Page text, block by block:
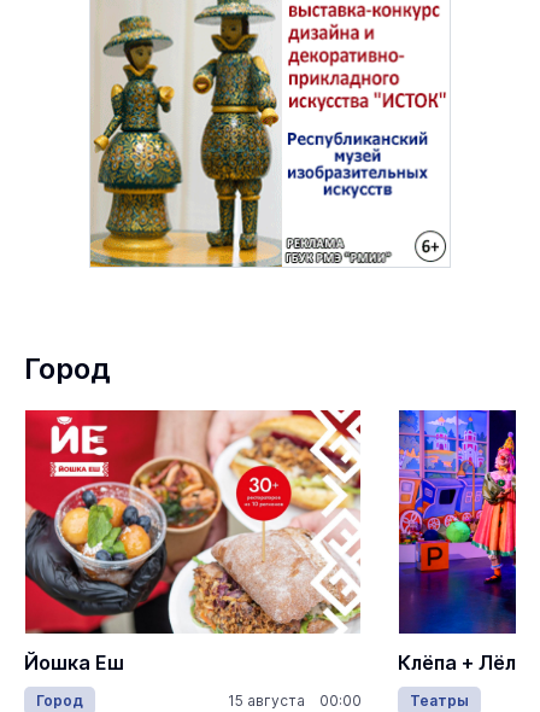
Город
00:00
Клёпа + Лёля
30 августа 11:00